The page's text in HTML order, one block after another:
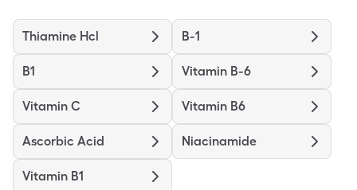
Thiamine Hcl B-1
B1 Vitamin B-6
Vitamin C Vitamin B6
Ascorbic Acid Niacinamide
Vitamin B1